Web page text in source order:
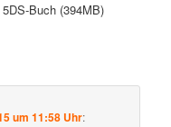
Buch (394MB)
um 11:58 Uhr: